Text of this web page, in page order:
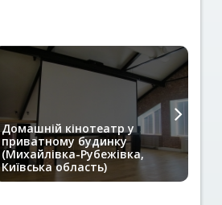
Домашній кінотеатр у
приватному будинку
(Михайлівка-Рубежівка,
Київська область)